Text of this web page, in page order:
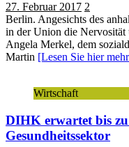
27. Februar 2017 2
Berlin. Angesichts des
in der Union die
Angela Merkel, dem
Martin [Lesen Sie hier
Wirtschaft
DIHK erwartet bis zu
Gesundheitssektor